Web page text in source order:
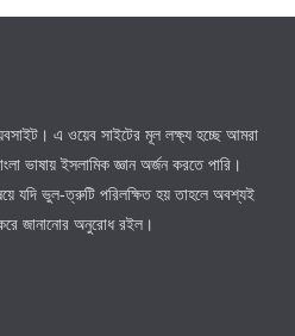
এ ওয়েব সাইটের মূল লক্ষ্য হচ্ছে আমরা
ভাষায় ইসলামিক জ্ঞান অর্জন করতে পারি।
যদি ভুল-ত্রুটি পরিলক্ষিত হয় তাহলে অবশ্যই
জানানোর অনুরোধ রইল।